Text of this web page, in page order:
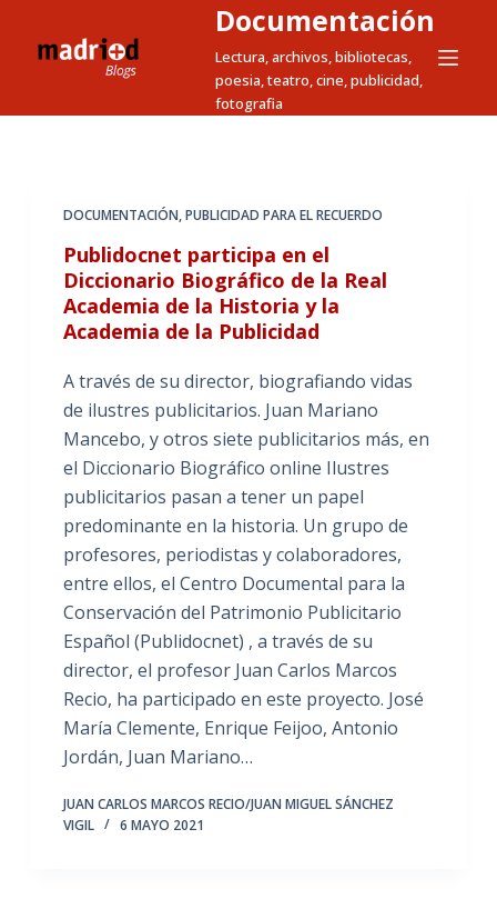
t
Documentación
Lectura, archivos, bibliotecas,
poesia, teatro, cine, publicidad,
fotografia
DOCUMENTACIÓN,PUBLICIDAD PARA EL RECUERDO
Publidocnet participa en el
Diccionario Biográfico de la Real
Academia de la Historia y la
Academia de la Publicidad
A través de su director, biografiando vidas
de ilustres publicitarios. Juan Mariano
Mancebo, y otros siete publicitarios más, en
el Diccionario Biográfico online Ilustres
publicitarios pasan a tener un papel
predominante en la historia. Un grupo de
profesores, periodistas y colaboradores,
entre ellos, el Centro Documental para la
Conservación del Patrimonio Publicitario
Español (Publidocnet) , a través de su
director, el profesor Juan Carlos Marcos
Recio, ha participado en este proyecto. José
María Clemente, Enrique Feijoo, Antonio
Jordán, Juan Mariano…
JUAN CARLOS MARCOS RECIO/JUAN MIGUEL SÁNCHEZ
VIGIL
6 MAYO 2021